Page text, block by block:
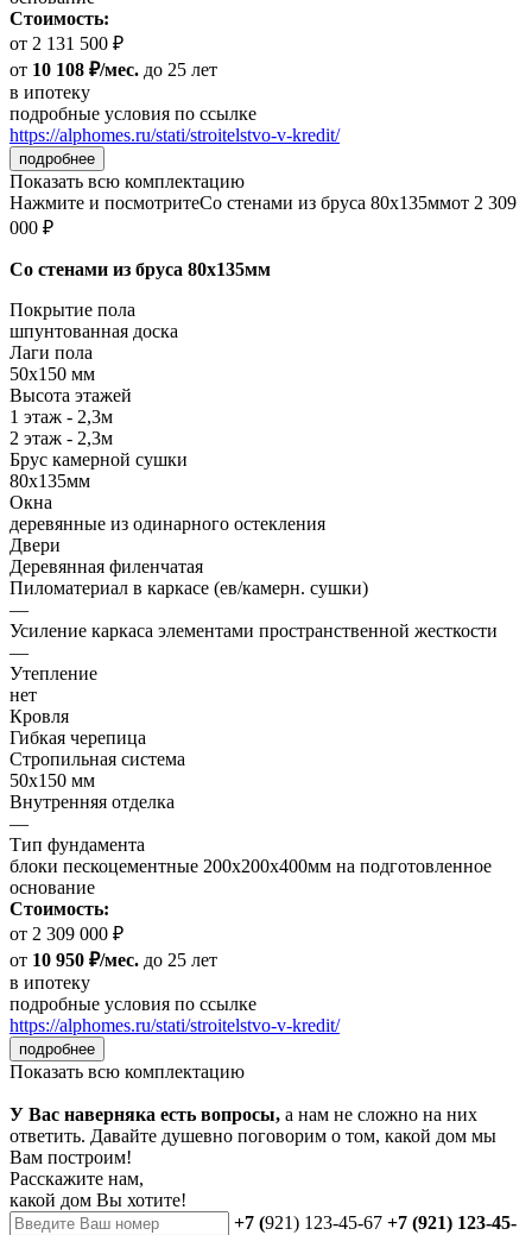
Стоимость:
от 2 131 500 ₽
от 10 108 ₽/мес. до 25 лет
в ипотеку
подробные условия по ссылке
https://alphomes.ru/stati/stroitelstvo-v-kredit/
подробнее
Показать всю комплектацию
Нажмите и посмотритеСо стенами из бруса 80х135ммот 2 309
000 ₽
Со стенами из бруса 80х135мм
Покрытие пола
шпунтованная доска
Лаги пола
50х150 мм
Высота этажей
1 этаж - 2,3м
2 этаж - 2,3м
Брус камерной сушки
80х135мм
Окна
деревянные из одинарного остекления
Двери
Деревянная филенчатая
Пиломатериал в каркасе (ев/камерн. сушки)
—
Усиление каркаса элементами пространственной жесткости
—
Утепление
нет
Кровля
Гибкая черепица
Стропильная система
50х150 мм
Внутренняя отделка
—
Тип фундамента
блоки пескоцементные 200х200х400мм на подготовленное
основание
Стоимость:
от 2 309 000 ₽
от 10 950 ₽/мес. до 25 лет
в ипотеку
подробные условия по ссылке
https://alphomes.ru/stati/stroitelstvo-v-kredit/
подробнее
Показать всю комплектацию
У Вас наверняка есть вопросы, а нам не сложно на них
ответить. Давайте душевно поговорим о том, какой дом мы
Вам построим!
Расскажите нам,
какой дом Вы хотите!
+7 (921) 123-45-67 +7 (921) 123-45-